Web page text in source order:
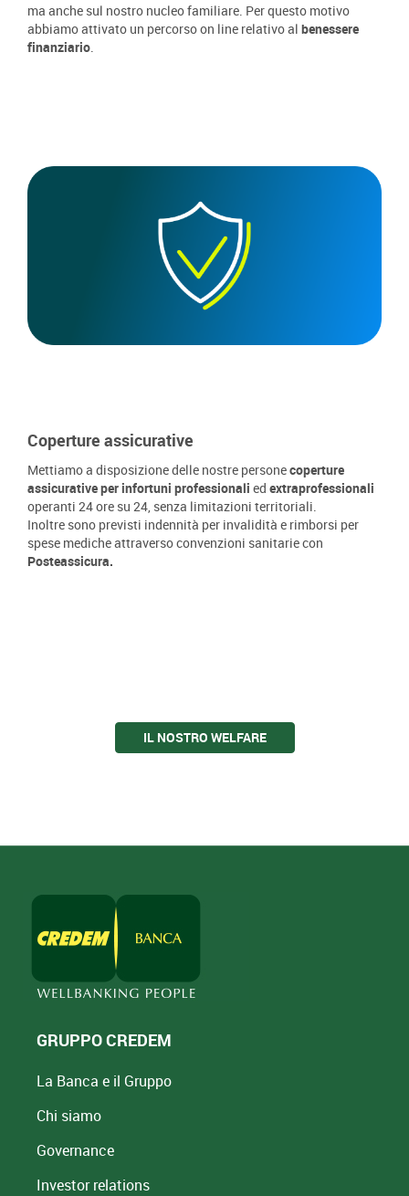
ma anche sul nostro nucleo familiare. Per questo motivo
abbiamo attivato un percorso on line relativo al benessere
finanziario.
Coperture assicurative
Mettiamo a disposizione delle nostre personecoperture
assicurative per infortuni professionali ed extraprofessionali
operanti 24 ore su 24, senza limitazioni territoriali.
Inoltre sono previsti indennità per invalidità e rimborsi per
spese mediche attraverso convenzioni sanitarie con
Posteassicura.
IL NOSTRO WELFARE
GRUPPO CREDEM
La Banca e il Gruppo
Chi siamo
Governance
Investor relations